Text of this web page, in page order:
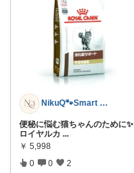
NikuQ🐾Smart Choice
便秘に悩む猫ちゃんのために✨
ロイヤルカ ...
￥ 5,998
0 0 2